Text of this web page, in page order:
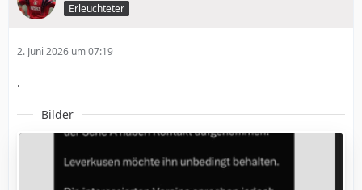
Erleuchteter
2. Juni 2026 um 07:19
.
Bilder